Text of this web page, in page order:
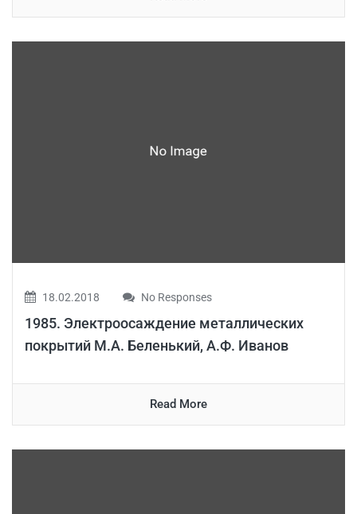
18.02.2018 No Responses
1985. Электроосаждение металлических
покрытий М.А. Беленький, А.Ф. Иванов
Read More